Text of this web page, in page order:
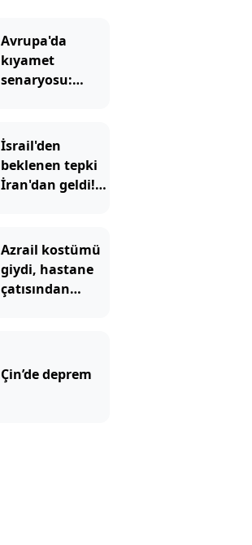
Avrupa'da
kıyamet
senaryosu:
olacak?
İsrail'den
beklenen tepki
İran'dan geldi!
Tahran'ı kızdırdı
Azrail kostümü
giydi, hastane
çatısından
ilginç savunma
Çin’de deprem